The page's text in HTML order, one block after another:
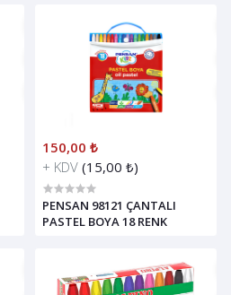
150,00 ₺
+ KDV (15,00 ₺)
PENSAN 98121 ÇANTALI
PASTEL BOYA 18 RENK